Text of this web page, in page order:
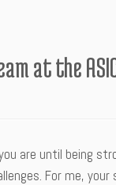
at the
are until being
For me,